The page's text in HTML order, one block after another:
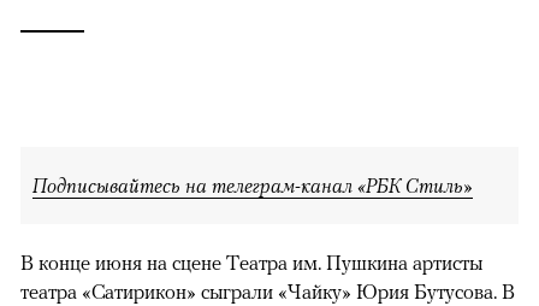
Подписывайтесь на телеграм-канал «РБК Стиль»
В конце июня на сцене Театра им. Пушкина артисты
театра «Сатирикон» сыграли «Чайку» Юрия Бутусова. В